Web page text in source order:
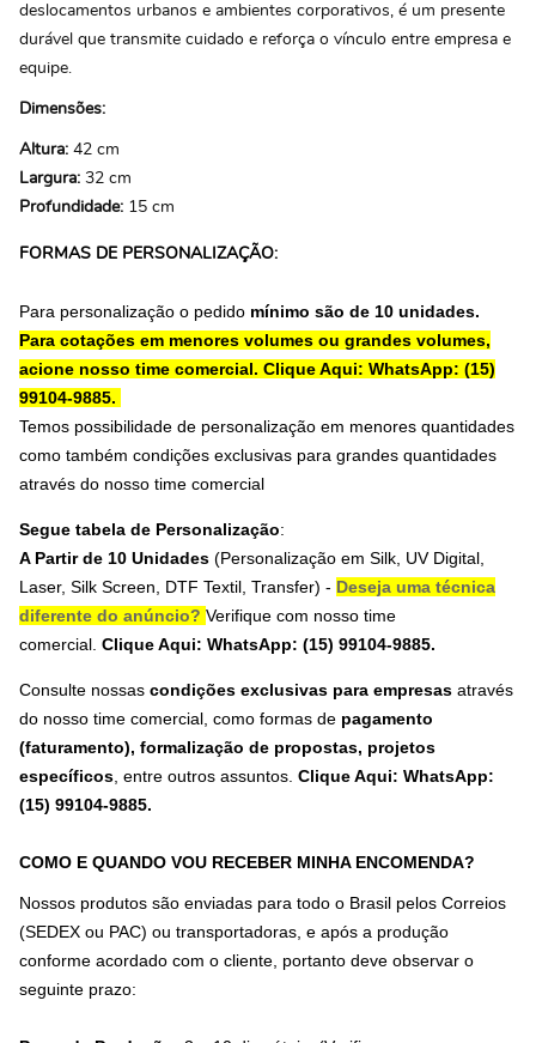
deslocamentos urbanos e ambientes corporativos, é um presente
durável que transmite cuidado e reforça o vínculo entre empresa e
equipe.
Dimensões:
Altura: 42 cm
Largura: 32 cm
Profundidade: 15 cm
FORMAS DE PERSONALIZAÇÃO:
Para personalização o pedido mínimo são de 10 unidades.
Para cotações em menores volumes ou grandes volumes,
acione nosso time comercial. Clique Aqui: WhatsApp: (15)
99104-9885.
Temos possibilidade de personalização em menores quantidades
como também condições exclusivas para grandes quantidades
através do nosso time comercial
Segue tabela de Personalização:
A Partir de 10 Unidades (Personalização em Silk, UV Digital,
Laser, Silk Screen, DTF Textil, Transfer) - Deseja uma técnica
diferente do anúncio? Verifique com nosso time
comercial. Clique Aqui: WhatsApp: (15) 99104-9885.
Consulte nossas condições exclusivas para empresas através
do nosso time comercial, como formas de pagamento
(faturamento), formalização de propostas, projetos
específicos , entre outros assuntos. Clique Aqui: WhatsApp:
(15) 99104-9885.
COMO E QUANDO VOU RECEBER MINHA ENCOMENDA?
Nossos produtos são enviadas para todo o Brasil pelos Correios
(SEDEX ou PAC) ou transportadoras, e após a produção
conforme acordado com o cliente, portanto deve observar o
seguinte prazo: